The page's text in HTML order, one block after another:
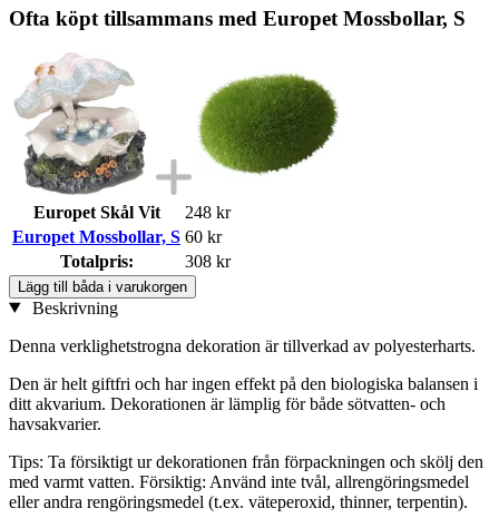
Ofta köpt tillsammans med Europet Mossbollar, S
Europet Skål Vit
248 kr
Europet Mossbollar, S 60 kr
Totalpris:
308 kr
Lägg till båda i varukorgen
Beskrivning
Denna verklighetstrogna dekoration är tillverkad av polyesterharts.
Den är helt giftfri och har ingen effekt på den biologiska balansen i
ditt akvarium. Dekorationen är lämplig för både sötvatten- och
havsakvarier.
Tips: Ta försiktigt ur dekorationen från förpackningen och skölj den
med varmt vatten. Försiktig: Använd inte tvål, allrengöringsmedel
eller andra rengöringsmedel (t.ex. väteperoxid, thinner, terpentin).